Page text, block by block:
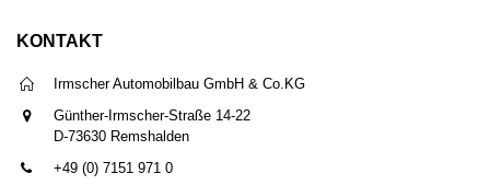
KONTAKT
Irmscher Automobilbau GmbH & Co.KG
Günther-Irmscher-Straße 14-22
D-73630 Remshalden
+49 (0) 7151 971 0